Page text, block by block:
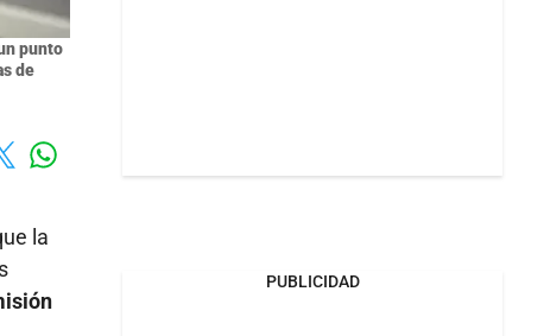
punto
de
Whatsapp
la
PUBLICIDAD